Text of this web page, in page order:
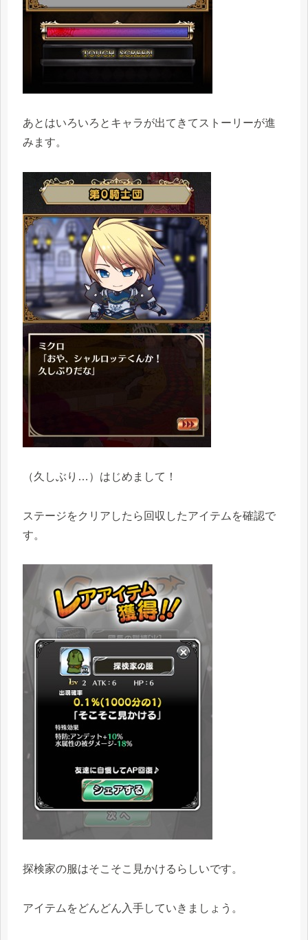
あとはいろいろとキャラが出てきてストーリーが進
みます。
（久しぶり…）はじめまして！
ステージをクリアしたら回収したアイテムを確認で
す。
探検家の服はそこそこ見かけるらしいです。
アイテムをどんどん入手していきましょう。